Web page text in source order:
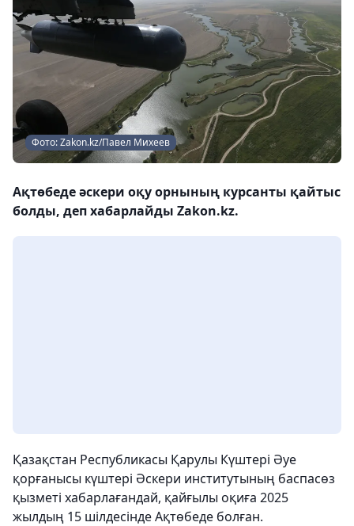
Фото: Zakon.kz/Павел Михеев
Ақтөбеде әскери оқу орнының курсанты қайтыс
болды, деп хабарлайды Zakon.kz.
Қазақстан Республикасы Қарулы Күштері Әуе
қорғанысы күштері Әскери институтының баспасөз
қызметі хабарлағандай, қайғылы оқиға 2025
жылдың 15 шілдесінде Ақтөбеде болған.